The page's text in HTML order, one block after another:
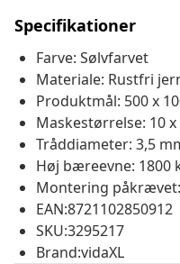
Specifikationer
Farve: Sølvfarvet
Materiale: Rustfri
Produktmål: 500 x
Maskestørrelse: 10 x
Tråddiameter: 3,5
Høj bæreevne: 1800
Montering påkrævet:
EAN:8721102850912
SKU:3295217
Brand:vidaXL